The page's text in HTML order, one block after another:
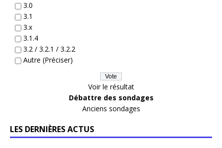
3.0
3.1
3.x
3.1.4
3.2 / 3.2.1 / 3.2.2
Autre (Préciser)
Voir le résultat
Débattre des sondages
Anciens sondages
LES DERNIÈRES ACTUS